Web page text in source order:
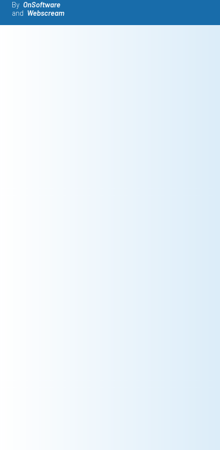
By OnSoftware
and Webscream